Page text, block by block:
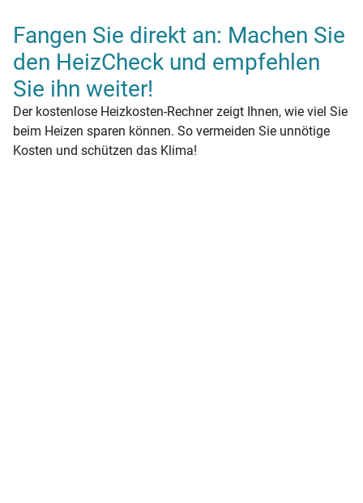
Fangen Sie direkt an: Machen Sie
den HeizCheck und empfehlen
Sie ihn weiter!
Der kostenlose Heizkosten-Rechner zeigt Ihnen, wie viel Sie
beim Heizen sparen können. So vermeiden Sie unnötige
Kosten und schützen das Klima!